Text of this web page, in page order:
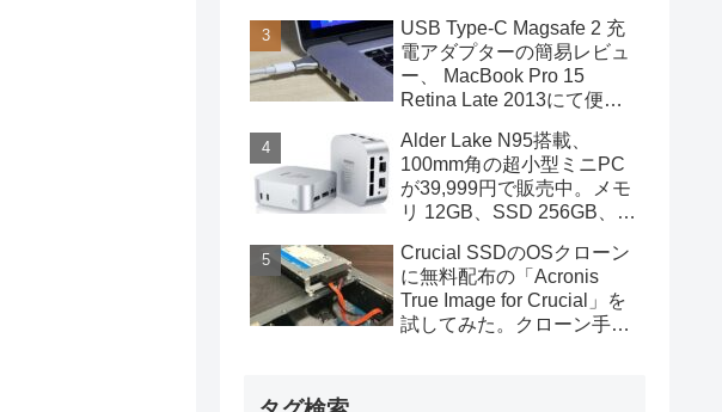
USB Type-C Magsafe 2 充
電アダプターの簡易レビュ
ー、 MacBook Pro 15
Retina Late 2013にて便利
Alder Lake N95搭載、
100mm角の超小型ミニPC
が39,999円で販売中。メモ
リ 12GB、SSD 256GB、
Crucial SSDのOSクローン
に無料配布の「Acronis
True Image for Crucial」を
試してみた。クローン手順